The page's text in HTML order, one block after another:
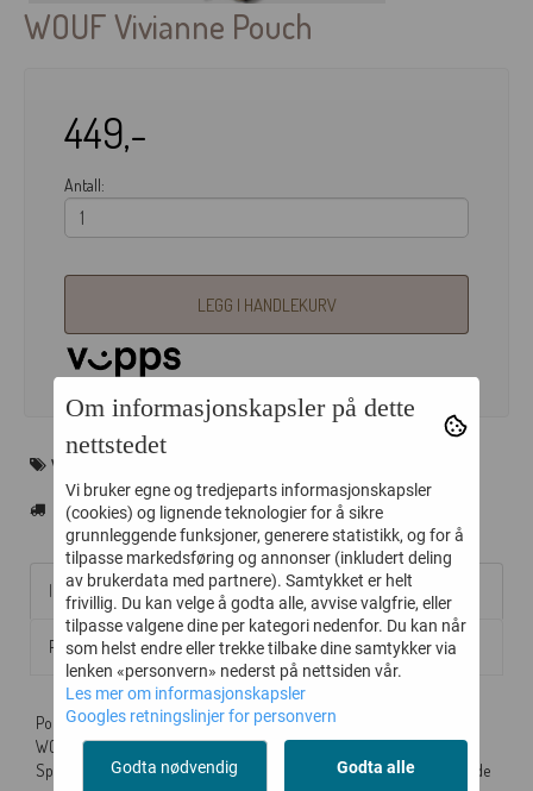
WOUF Vivianne Pouch
449,-
Antall:
LEGG I HANDLEKURV
WOUF
Informasjon
Produsent
Pouchene fra WOUF er en klassiker vi har hatt i mange år her hos oss.
WOUF er et spansk merke, alle produktene deres produseres i
Spania. Alle materialer som inngår i produktene er gjennomtenkte både
Om informasjonskapsler på dette
nettstedet
Vi bruker egne og tredjeparts informasjonskapsler
(cookies) og lignende teknologier for å sikre
grunnleggende funksjoner, generere statistikk, og for å
tilpasse markedsføring og annonser (inkludert deling
av brukerdata med partnere). Samtykket er helt
frivillig. Du kan velge å godta alle, avvise valgfrie, eller
tilpasse valgene dine per kategori nedenfor. Du kan når
som helst endre eller trekke tilbake dine samtykker via
lenken «personvern» nederst på nettsiden vår.
Les mer om informasjonskapsler
Googles retningslinjer for personvern
Godta nødvendig Godta alle